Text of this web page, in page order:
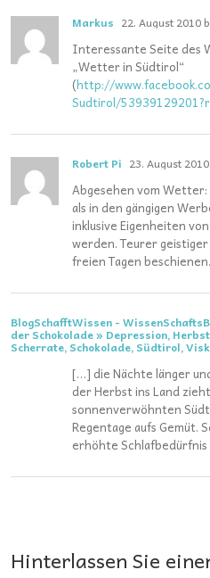
Markus 22. August 2010
Interessante Seite des
„Wetter in Südtirol“
(http://
Sudtirol/
Robert Pi 23. August
Abgesehen vom
als in den gängigen
inklusive Eigenheiten
werden. Teurer geistiger
freien Tagen beschienen.
BlogSchafftWissen -
der Schokolade » Depression,
Scherrate, Schokolade, Südtirol,
[…] die Nächte länger
der Herbst ins Land
sonnenverwöhnten
Regentage aufs Gemüt.
erhöhte
Hinterlassen Sie